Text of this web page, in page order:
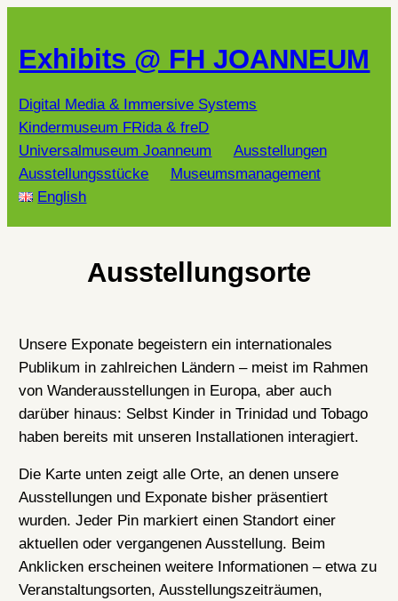
springen
Exhibits @ FH JOANNEUM
Digital Media & Immersive Systems
Kindermuseum FRida & freD
Universalmuseum Joanneum
Ausstellungen
Ausstellungsstücke
Museumsmanagement
English
Ausstellungsorte
Unsere Exponate begeistern ein internationales
Publikum in zahlreichen Ländern – meist im Rahmen
von Wanderausstellungen in Europa, aber auch
darüber hinaus: Selbst Kinder in Trinidad und Tobago
haben bereits mit unseren Installationen interagiert.
Die Karte unten zeigt alle Orte, an denen unsere
Ausstellungen und Exponate bisher präsentiert
wurden. Jeder Pin markiert einen Standort einer
aktuellen oder vergangenen Ausstellung. Beim
Anklicken erscheinen weitere Informationen – etwa zu
Veranstaltungsorten, Ausstellungszeiträumen,